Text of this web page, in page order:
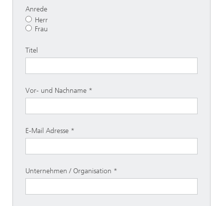
Anrede
Herr
Frau
Titel
Vor- und Nachname
E-Mail Adresse
Unternehmen / Organisation